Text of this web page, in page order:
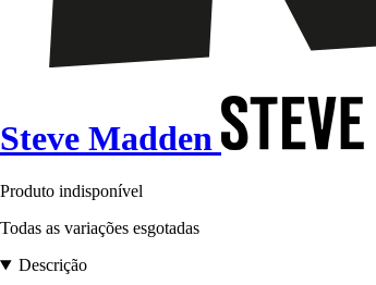
Steve Madden
Produto indisponível
Todas as variações esgotadas
Descrição